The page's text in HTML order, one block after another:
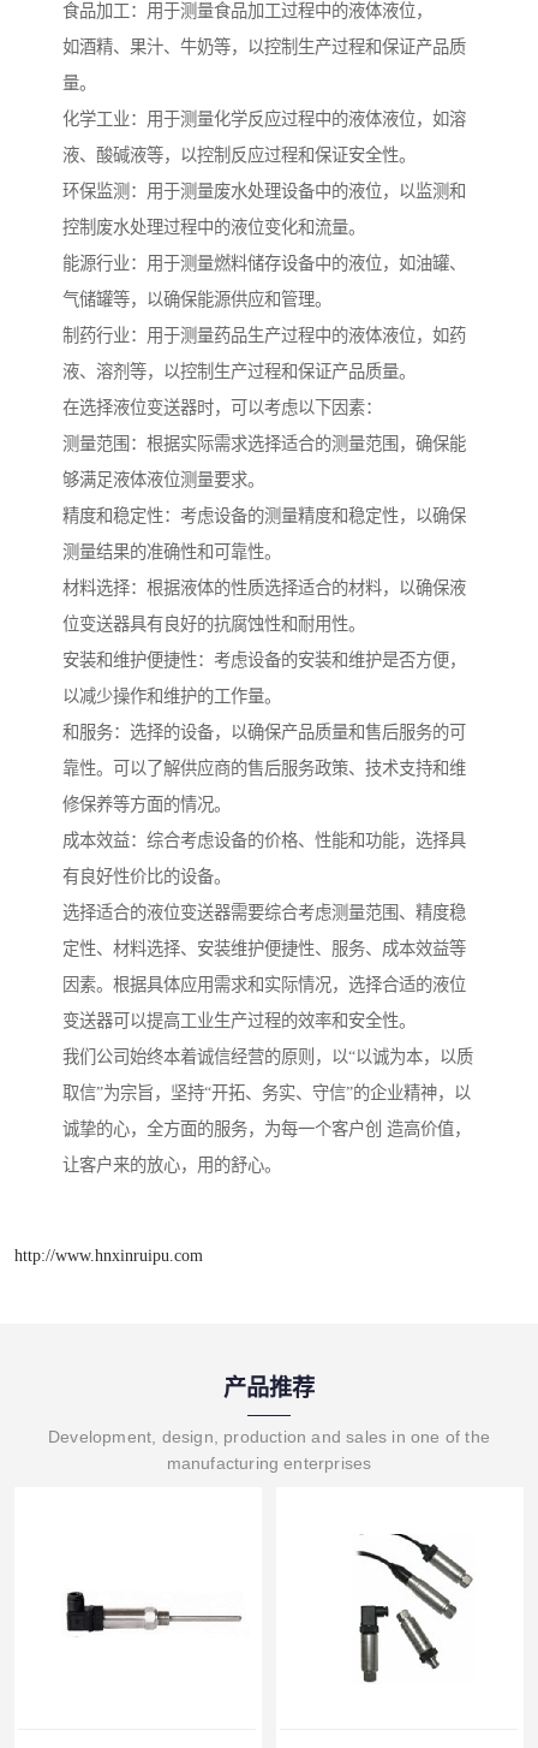
食品加工：用于测量食品加工过程中的液体液位，
如酒精、果汁、牛奶等，以控制生产过程和保证产品质
量。
化学工业：用于测量化学反应过程中的液体液位，如溶
液、酸碱液等，以控制反应过程和保证安全性。
环保监测：用于测量废水处理设备中的液位，以监测和
控制废水处理过程中的液位变化和流量。
能源行业：用于测量燃料储存设备中的液位，如油罐、
气储罐等，以确保能源供应和管理。
制药行业：用于测量药品生产过程中的液体液位，如药
液、溶剂等，以控制生产过程和保证产品质量。
在选择液位变送器时，可以考虑以下因素：
测量范围：根据实际需求选择适合的测量范围，确保能
够满足液体液位测量要求。
精度和稳定性：考虑设备的测量精度和稳定性，以确保
测量结果的准确性和可靠性。
材料选择：根据液体的性质选择适合的材料，以确保液
位变送器具有良好的抗腐蚀性和耐用性。
安装和维护便捷性：考虑设备的安装和维护是否方便，
以减少操作和维护的工作量。
和服务：选择的设备，以确保产品质量和售后服务的可
靠性。可以了解供应商的售后服务政策、技术支持和维
修保养等方面的情况。
成本效益：综合考虑设备的价格、性能和功能，选择具
有良好性价比的设备。
选择适合的液位变送器需要综合考虑测量范围、精度稳
定性、材料选择、安装维护便捷性、服务、成本效益等
因素。根据具体应用需求和实际情况，选择合适的液位
变送器可以提高工业生产过程的效率和安全性。
我们公司始终本着诚信经营的原则，以“以诚为本，以质
取信”为宗旨，坚持“开拓、务实、守信”的企业精神，以
诚挚的心，全方面的服务，为每一个客户创 造高价值，
让客户来的放心，用的舒心。
http://www.hnxinruipu.com
产品推荐
Development, design, production and sales in one of the
manufacturing enterprises